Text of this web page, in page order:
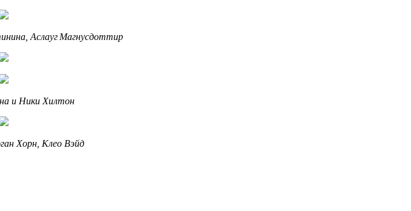
Аслауг Магнусдоттир
и Ники Хилтон
Хорн, Клео Вэйд